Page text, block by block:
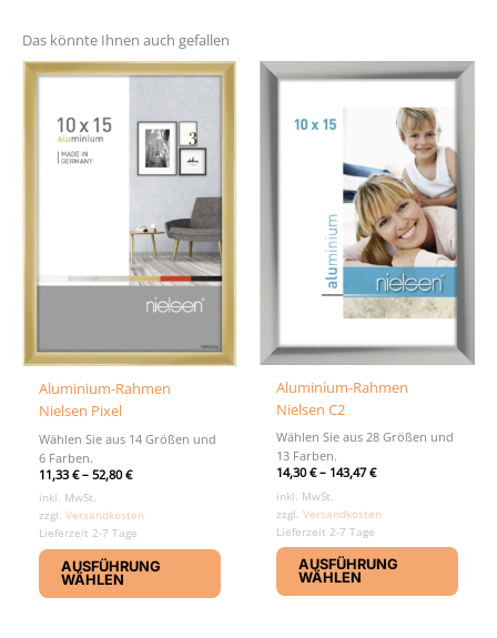
Das könnte Ihnen auch gefallen
Aluminium-Rahmen
Nielsen Pixel
Wählen Sie aus 14 Größen und
6 Farben.
11,33€–52,80€
inkl. MwSt.
zzgl.Versandkosten
Lieferzeit 2-7 Tage
AUSFÜHRUNG
WÄHLEN
Dieses
weist
Aluminium-Rahmen
Nielsen C2
Wählen Sie aus 28 Größen und
13 Farben.
14,30€– 143,47€
inkl. MwSt.
zzgl.Versandkosten
Lieferzeit 2-7 Tage
AUSFÜHRUNG
WÄHLEN
weist